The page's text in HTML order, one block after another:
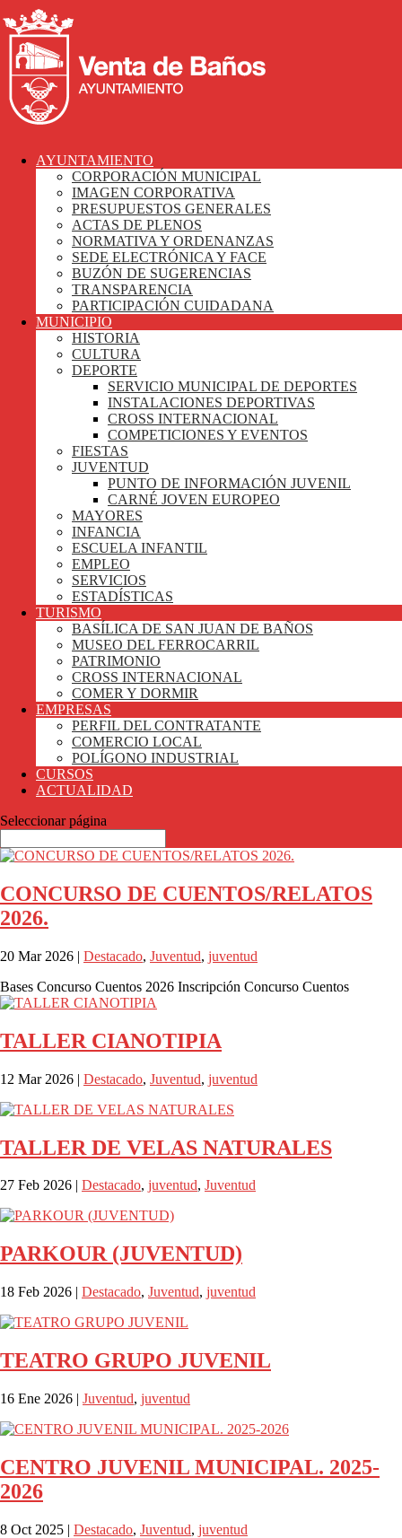
AYUNTAMIENTO
CORPORACIÓN MUNICIPAL
IMAGEN CORPORATIVA
PRESUPUESTOS GENERALES
ACTAS DE PLENOS
NORMATIVA Y ORDENANZAS
SEDE ELECTRÓNICA Y FACE
BUZÓN DE SUGERENCIAS
TRANSPARENCIA
PARTICIPACIÓN CUIDADANA
MUNICIPIO
HISTORIA
CULTURA
DEPORTE
SERVICIO MUNICIPAL DE DEPORTES
INSTALACIONES DEPORTIVAS
CROSS INTERNACIONAL
COMPETICIONES Y EVENTOS
FIESTAS
JUVENTUD
PUNTO DE INFORMACIÓN JUVENIL
CARNÉ JOVEN EUROPEO
MAYORES
INFANCIA
ESCUELA INFANTIL
EMPLEO
SERVICIOS
ESTADÍSTICAS
TURISMO
BASÍLICA DE SAN JUAN DE BAÑOS
MUSEO DEL FERROCARRIL
PATRIMONIO
CROSS INTERNACIONAL
COMER Y DORMIR
EMPRESAS
PERFIL DEL CONTRATANTE
COMERCIO LOCAL
POLÍGONO INDUSTRIAL
CURSOS
ACTUALIDAD
Seleccionar página
CONCURSO DE CUENTOS/RELATOS
2026.
20 Mar 2026 | Destacado, Juventud, juventud
Bases Concurso Cuentos 2026 Inscripción Concurso Cuentos
TALLER CIANOTIPIA
12 Mar 2026 | Destacado, Juventud, juventud
TALLER DE VELAS NATURALES
27 Feb 2026 | Destacado, juventud, Juventud
PARKOUR (JUVENTUD)
18 Feb 2026 | Destacado, Juventud, juventud
TEATRO GRUPO JUVENIL
16 Ene 2026 | Juventud, juventud
CENTRO JUVENIL MUNICIPAL. 2025-
2026
8 Oct 2025 | Destacado, Juventud, juventud